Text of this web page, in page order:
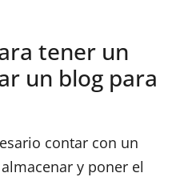
tener un
un blog para
contar con un
y poner el